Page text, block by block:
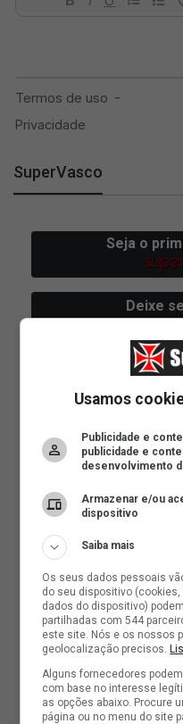
SuperVasco
Usamos
Publicidade e
publicidade e
desenvolvimento
Armazenar e/ou
dispositivo
Saiba mais
Os seus dados pessoais
do seu dispositivo
dados do dispositivo)
partilhadas com 544
este site. Nós e os nossos
geolocalização precisos.
Alguns fornecedores
com base no interesse
as opções abaixo. Procure
página ou no menu do site